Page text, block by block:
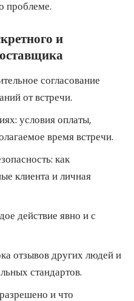
проблеме.
и
согласование
от встречи.
условия оплаты,
время встречи.
как
клиента и личная
действие явно и с
отзывов других людей и
стандартов.
и что